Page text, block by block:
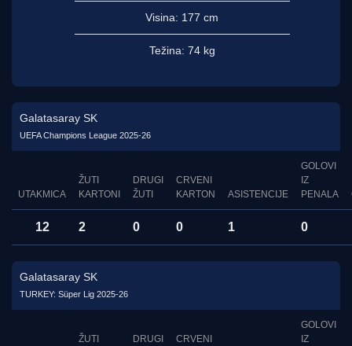
Visina: 177 cm
Težina: 74 kg
Galatasaray SK
UEFA Champions League 2025-26
UTAKMICA
ŽUTI
KARTONI
DRUGI
ŽUTI
CRVENI
KARTON
ASISTENCIJE
GOLOVI
IZ
PENALA
12 2 0 0 1 0
Galatasaray SK
TURKEY: Süper Lig 2025-26
ŽUTI
DRUGI
CRVENI
GOLOVI
IZ